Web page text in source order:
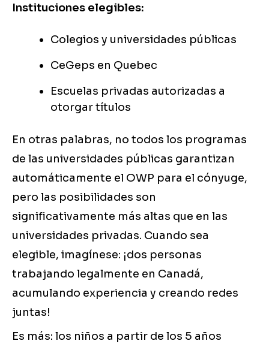
Instituciones elegibles:
Colegios y universidades públicas
CeGeps en Quebec
Escuelas privadas autorizadas a
otorgar títulos
En otras palabras, no todos los programas
de las universidades públicas garantizan
automáticamente el OWP para el cónyuge,
pero las posibilidades son
significativamente más altas que en las
universidades privadas. Cuando sea
elegible, imagínese: ¡dos personas
trabajando legalmente en Canadá,
acumulando experiencia y creando redes
juntas!
Es más: los niños a partir de los 5 años